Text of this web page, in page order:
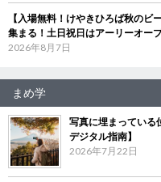
【入場無料！けやきひろば秋の
集まる！土日祝日はアーリーオー
2026年8月7日
まめ学
写真に埋まってい
デジタル指南】
2026年7月22日